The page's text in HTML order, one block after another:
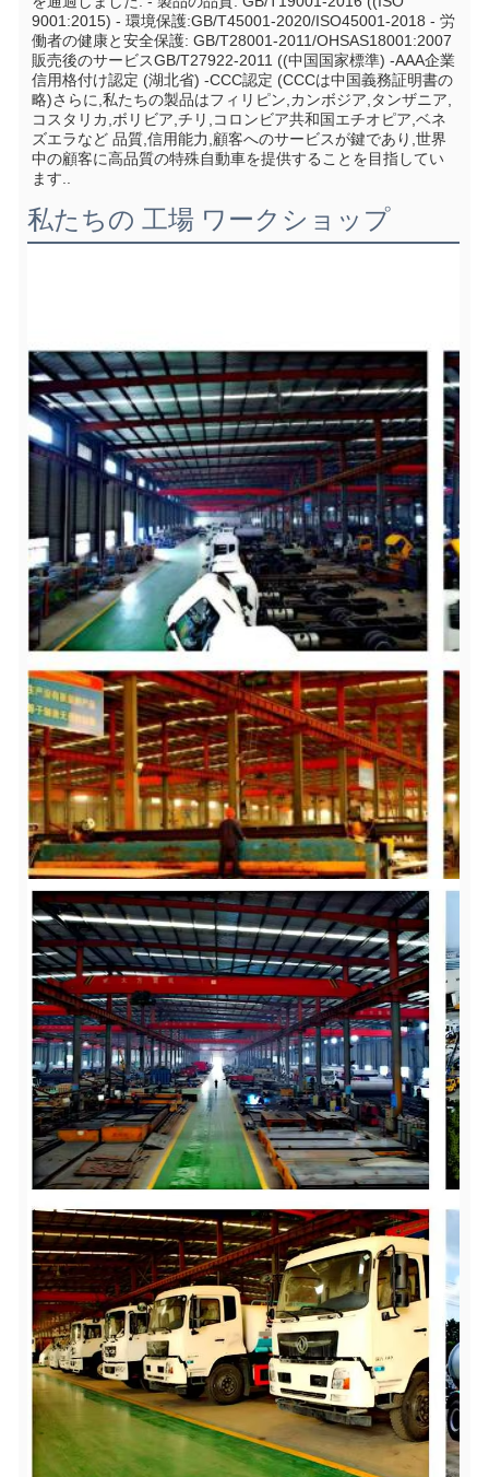
9001:2015) - 環境保護:GB/T45001-2020/ISO45001-2018 - 労
働者の健康と安全保護: GB/T28001-2011/OHSAS18001:2007
販売後のサービスGB/T27922-2011 ((中国国家標準) -AAA企業
信用格付け認定 (湖北省) -CCC認定 (CCCは中国義務証明書の
略)さらに,私たちの製品はフィリピン,カンボジア,タンザニア,
コスタリカ,ボリビア,チリ,コロンビア共和国エチオピア,ベネ
ズエラなど 品質,信用能力,顧客へのサービスが鍵であり,世界
中の顧客に高品質の特殊自動車を提供することを目指してい
ます..
私たちの 工場 ワークショップ